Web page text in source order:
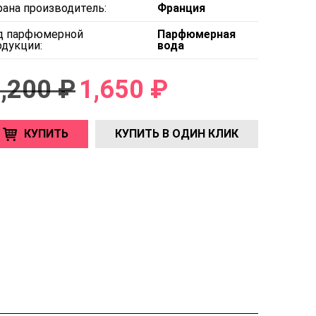
производитель:
Франция
парфюмерной
Парфюмерная
вода
₽1,650 ₽
КУПИТЬ КУПИТЬ В ОДИН КЛИК